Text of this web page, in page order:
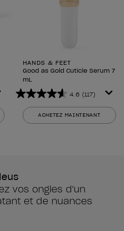
HANDS & FEET
Good as Gold Cuticle Serum 7
mL
4.6 (117)
4.6
sur
5
ACHETEZ MAINTENANT
vos ongles d'un
et de nuances